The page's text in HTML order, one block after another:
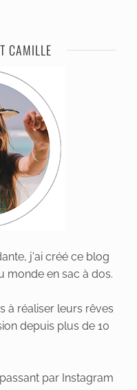
CAMILLE
j'ai créé ce blog
monde en sac à dos.
à réaliser leurs rêves
depuis plus de 10
par Instagram